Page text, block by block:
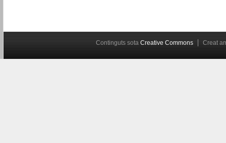
Continguts sota Creative Commons Creat